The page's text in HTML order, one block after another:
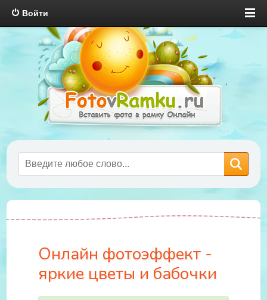
Войти
Онлайн фотоэффект -
яркие цветы и бабочки